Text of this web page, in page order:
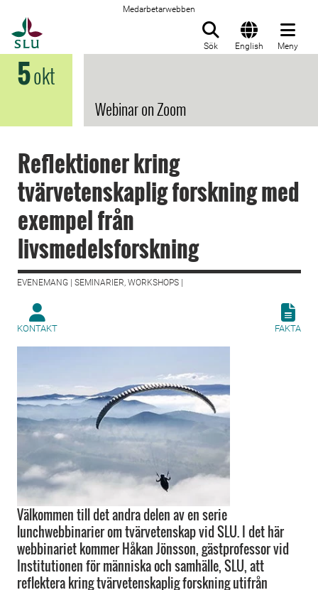
Medarbetarwebben
Sök English Meny
5okt
Webinar on Zoom
Reflektioner kring
tvärvetenskaplig forskning med
exempel från
livsmedelsforskning
EVENEMANG | SEMINARIER, WORKSHOPS |
KONTAKT FAKTA
Välkommen till det andra delen av en serie
lunchwebbinarier om tvärvetenskap vid SLU. I det här
webbinariet kommer Håkan Jönsson, gästprofessor vid
Institutionen för människa och samhälle, SLU, att
reflektera kring tvärvetenskaplig forskning utifrån